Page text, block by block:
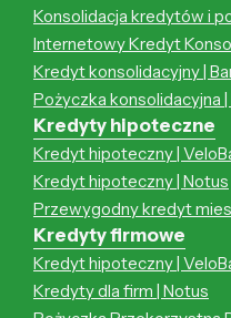
Konsolidacja kredytów i
Internetowy Kredyt
Kredyt konsolidacyjny |
Pożyczka konsolidacyjna |
Kredyty hipoteczne
Kredyt hipoteczny |
Kredyt hipoteczny | Notus
Przewygodny kredyt
Kredyty firmowe
Kredyt hipoteczny |
Kredyty dla firm | Notus